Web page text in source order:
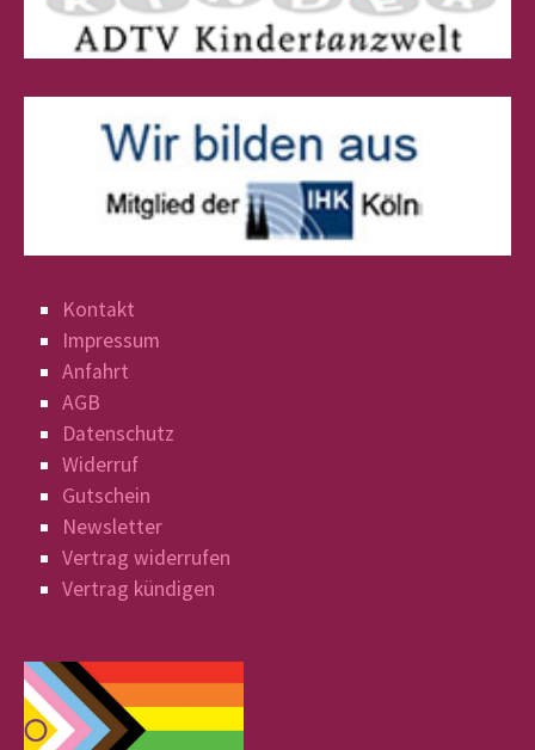
Kontakt
Impressum
Anfahrt
AGB
Datenschutz
Widerruf
Gutschein
Newsletter
Vertrag widerrufen
Vertrag kündigen